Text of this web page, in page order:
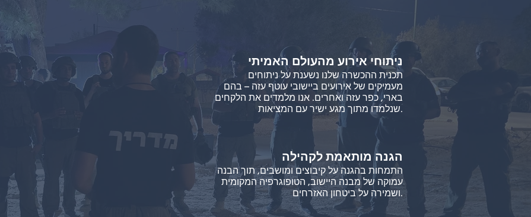
ניתוחי אירוע מהעולם האמיתי
תכנית ההכשרה שלנו נשענת על ניתוחים
מעמיקים של אירועים ביישובי עוטף עזה – בהם
בארי, כפר עזה ואחרים. אנו מלמדים את הלקחים
שנלמדו מתוך מגע ישיר עם המציאות.
הגנה מותאמת לקהילה
התמחות בהגנה על קיבוצים ומושבים, תוך הבנה
עמוקה של מבנה היישוב, הטופוגרפיה המקומית
ושמירה על ביטחון האזרחים.